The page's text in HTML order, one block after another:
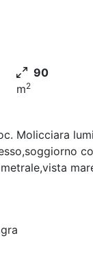
90
m2
Molicciara